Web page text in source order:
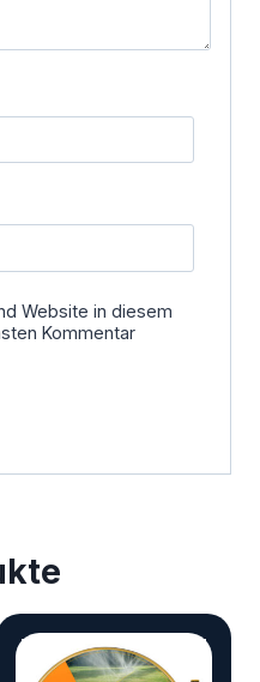
Website in diesem
Kommentar